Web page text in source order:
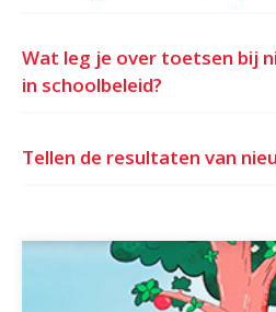
Wat leg je over toetsen bij
in schoolbeleid?
Tellen de resultaten van